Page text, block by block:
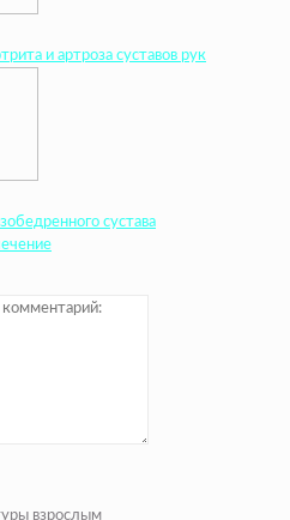
и артроза суставов рук
сустава